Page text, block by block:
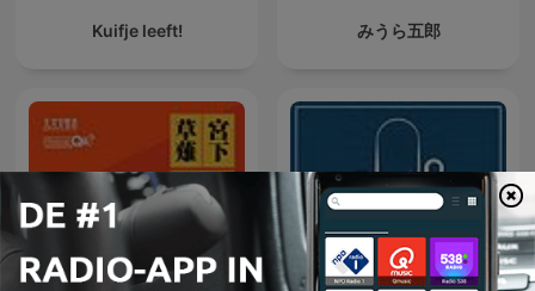
Kuifje leeft! みうら五郎